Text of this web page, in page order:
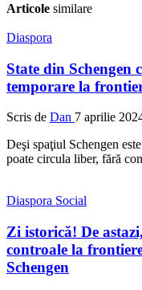
Articole similare
Diaspora
State din Schengen
temporare la
Scris de Dan 7 aprilie
Deşi spaţiul Schengen
poate circula liber, fără
Diaspora Social
Zi istorică! De
controale la
Schengen